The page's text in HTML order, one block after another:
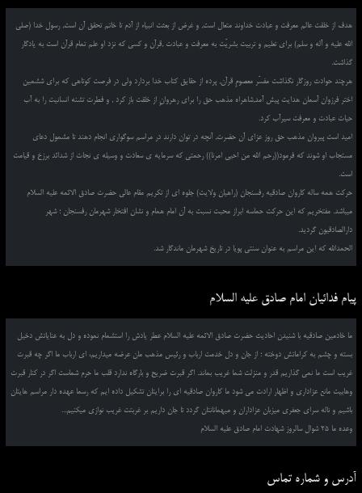
هدف از خلقت عالم معرفت و عبادت خداوند متعال است, و غرض از بعثت انبیاء از آدم تا خاتم تحقق آن است, رسول خدا (صلی
الله علیه و آله و سلم) برای تعلیم و تربیت بشریّت به معرفت و عبادت ,قرآن و کسی که نزد او علم تمام قرآن است به یادگار
گذاشت.
هرچند حوادث روزگار نگذاشت مفسّر معصومِ قرآن, پرده از حقایق کتاب خدا بردارد ولی در فرصت کوتاهی که برای ششمین
اختر فرزوان آسمان هدایت پیش آمد,شاهراه مذهب حق را برای رهروانِ از خلقت باز کرد , و فطرت تشنه انسانیت را به آب
حیات عبادت و معرفت سیرآب کرد.
امید است پیروان مذهب حق روز عزای آن حضرت, آنچه در توان دارند در مراسم سوگواری انجام دهند تا مشمول دعای
مستجاب او شوند که فرمود((رحم الله من احیی امرنا)) رحمتی که سرمایه ی سعادت و وسیله ی نجات از شدائد برزخ و قیامت
است.
حرکت همه ساله کاروان صادقیه رفسنجان (راهیان ولایت) جلوه ای از تکریم مقام عالی حضرت صادق الائمه علیه السلام
میباشد. مفتخریم که این حرکت حماسه ابراز محبت نسبت به آن امام همام و نشان افتخار شهرمان رفسنجان ؛ شهر
دارالصادقیون گردید.
الحمدالله که این مراسم به عنوان سنتی پویا در تاریخ شهرمان ماندگار شد.
پیام فدائیان امام صادق علیه السلام
ما خادمین صادقیه با شنیدن احادیث حضرت صادق الائمه علیه السلام عطر یادش را استشمام نموده و دل به عنایاتش دخیل
بسته و چشم به کراماتش دوخته ؛ از جان و دل خدمت ارباب و رئیس مذهب مان عرضه میداریم، ای ارباب ما اگر چه قبرت
غریب است ما نمی گذاریم قدر و منزلت شما غریب بماند. اگر قبرت ضریح و بارگاه ندارد قلب ما حرم شماست اگر در کنار قبرت
وهابیت مانع عزاداری و اظهار ارادت می شود ما کاروان صادقیه ای را برایتان تشکیل داده ایم که رسما عهده دار مراسم هایتان
باشیم و ناله سرای جعفری میزبان عزاداران و میهمانانتان گردد تا جان داریم بر غربتت غریب نوازی میکنیم...
وعده ما 25 شوال سالروز شهادت امام صادق علیه السلام
آدرس و شماره تماس